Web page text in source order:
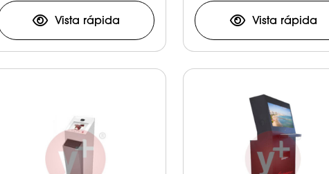
Vista rápida Vista rápida